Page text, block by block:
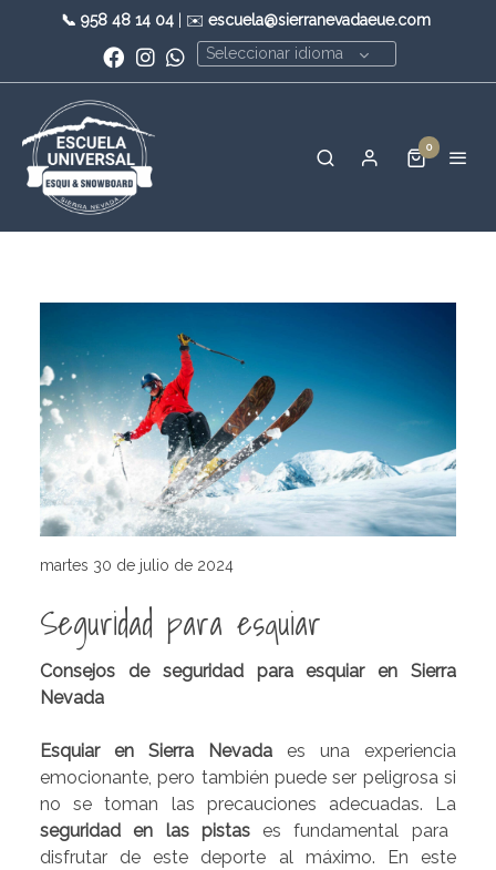
📞 958 48 14 04 | ✉️ escuela@sierranevadaeue.com
Seleccionar idioma
0
martes 30 de julio de 2024
Seguridad para esquiar
Consejos de seguridad para esquiar en Sierra
Nevada
Esquiar en Sierra Nevada es una experiencia
emocionante, pero también puede ser peligrosa si
no se toman las precauciones adecuadas. La
seguridad en las pistases fundamental para
disfrutar de este deporte al máximo. En este